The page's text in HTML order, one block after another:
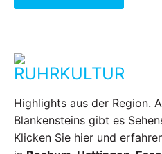
RUHRKULTUR
Highlights aus der Region.
Blankensteins gibt es
Klicken Sie hier und